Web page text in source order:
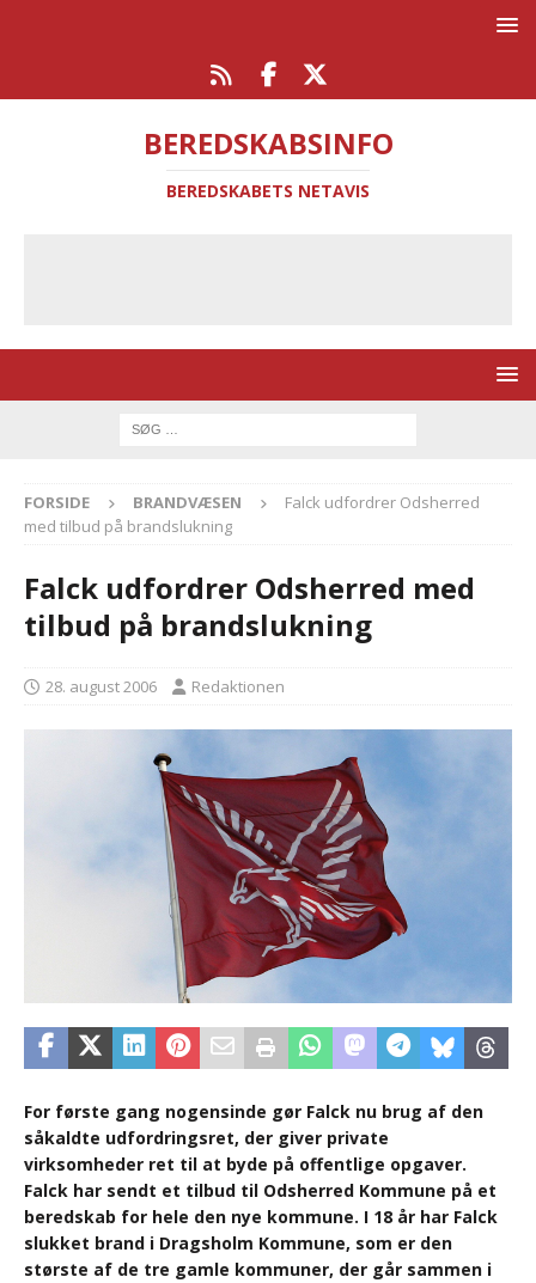
BEREDSKABSINFO
BEREDSKABETS NETAVIS
FORSIDE BRANDVÆSEN
Falck udfordrer Odsherred
med tilbud på brandslukning
Falck udfordrer Odsherred med
tilbud på brandslukning
28. august 2006 Redaktionen
For første gang nogensinde gør Falck nu brug af den
såkaldte udfordringsret, der giver private
virksomheder ret til at byde på offentlige opgaver.
Falck har sendt et tilbud til Odsherred Kommune på et
beredskab for hele den nye kommune. I 18 år har Falck
slukket brand i Dragsholm Kommune, som er den
største af de tre gamle kommuner, der går sammen i